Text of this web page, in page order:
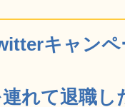
キャン
れて退職